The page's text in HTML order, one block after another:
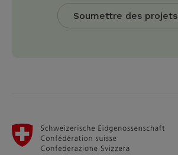
Soumettre des projets